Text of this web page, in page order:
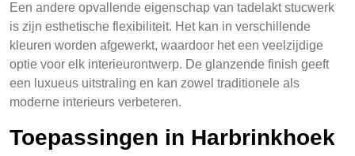
Een andere opvallende eigenschap van tadelakt stucwerk
is zijn esthetische flexibiliteit. Het kan in verschillende
kleuren worden afgewerkt, waardoor het een veelzijdige
optie voor elk interieurontwerp. De glanzende finish geeft
een luxueus uitstraling en kan zowel traditionele als
moderne interieurs verbeteren.
Toepassingen in Harbrinkhoek